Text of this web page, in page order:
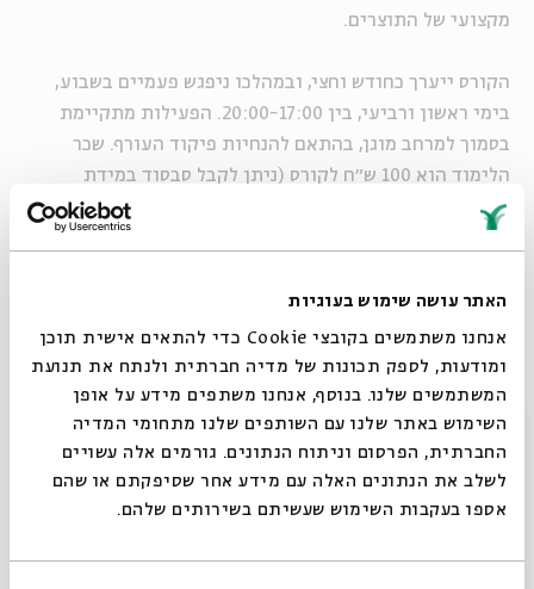
האתר עושה שימוש בעוגיות
אנחנו משתמשים בקובצי Cookie כדי להתאים אישית תוכן
ומודעות, לספק תכונות של מדיה חברתית ולנתח את תנועת
המשתמשים שלנו. בנוסף, אנחנו משתפים מידע על אופן
השימוש באתר שלנו עם השותפים שלנו מתחומי המדיה
החברתית, הפרסום וניתוח הנתונים. גורמים אלה עשויים
לשלב את הנתונים האלה עם מידע אחר שסיפקתם או שהם
אספו בעקבות השימוש שעשיתם בשירותים שלהם.
מקצועי של התוצרים.
הקורס ייערך כחודש וחצי, ובמהלכו ניפגש פעמיים בשבוע,
בימי ראשון ורביעי, בין 20:00-17:00. הפעילות מתקיימת
בסמוך למרחב מוגן, בהתאם להנחיות פיקוד העורף. שכר
הלימוד הוא 100 ש״ח לקורס (ניתן לקבל סבסוד במידת
הצורך).
כרוכה במעבר של אודישן. אודישנים יתקיימו ב22/11+26/11.
לפרטים נוספים והרשמה לחצו כאן >>
ימי ראשון ורביעי | עשרה מפגשים, החל מה-29.11 (טז
בכסלו) | 20:00-17:00 | בבית אבי חי
סגור